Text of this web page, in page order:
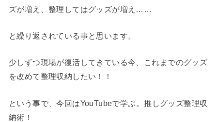
ズが増え、整理してはグッズが増え……
と繰り返されている事と思います。
少しずつ現場が復活してきている今、これまでのグッズ
を改めて整理収納したい！！
という事で、今回はYouTubeで学ぶ。推しグッズ整理収
納術！